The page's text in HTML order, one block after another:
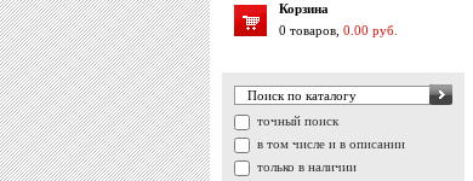
Корзина
0 товаров, 0.00 руб.
точный поиск
в том числе и в описании
только в наличии